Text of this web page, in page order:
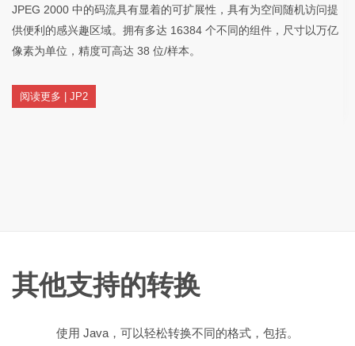
JPEG 2000 中的码流具有显着的可扩展性，具有为空间随机访问提
供便利的感兴趣区域。拥有多达 16384 个不同的组件，尺寸以万亿
像素为单位，精度可高达 38 位/样本。
阅读更多 | JP2
其他支持的转换
使用 Java，可以轻松转换不同的格式，包括。